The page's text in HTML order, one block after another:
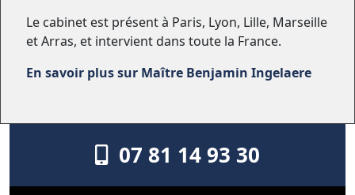
Le cabinet est présent à Paris, Lyon, Lille, Marseille
et Arras, et intervient dans toute la France.
En savoir plus sur Maître Benjamin Ingelaere
07 81 14 93 30